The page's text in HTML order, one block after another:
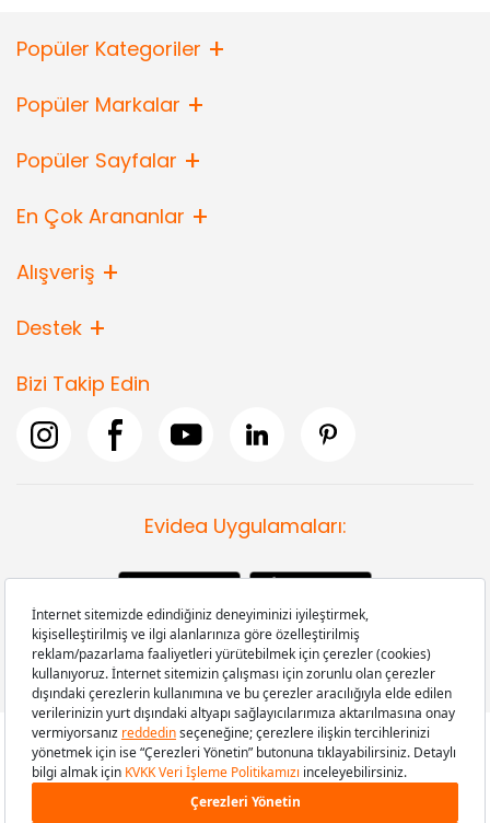
Popüler Kategoriler
Popüler Markalar
Popüler Sayfalar
En Çok Arananlar
Alışveriş
Destek
Bizi Takip Edin
Evidea Uygulamaları:
Copyright © 2008-2026 Evidea.com | Tüm hakları saklıdır.